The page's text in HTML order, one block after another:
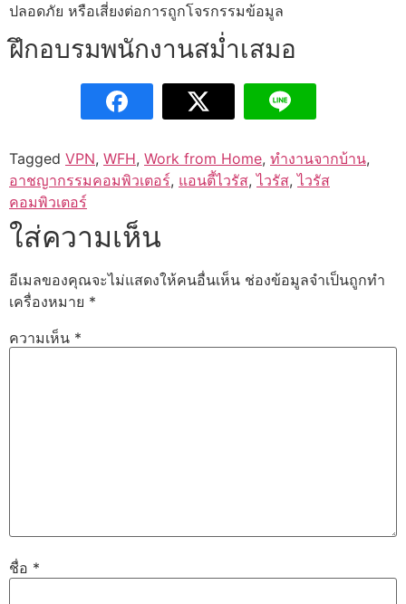
ปลอดภัย หรือเสี่ยงต่อการถูกโจรกรรมข้อมูล
ฝึกอบรมพนักงานสมํ่าเสมอ
Tagged VPN, WFH, Work from Home, ทำงานจากบ้าน,
อาชญากรรมคอมพิวเตอร์, แอนตี้ไวรัส,ไวรัส,ไวรัส
คอมพิวเตอร์
ใส่ความเห็น
อีเมลของคุณจะไม่แสดงให้คนอื่นเห็น ช่องข้อมูลจำเป็นถูกทำ
เครื่องหมาย *
ความเห็น *
ชื่อ *